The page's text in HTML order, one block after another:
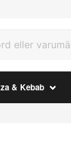
& Kebab